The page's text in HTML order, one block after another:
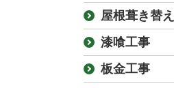
屋根葺き替
漆喰工事
板金工事